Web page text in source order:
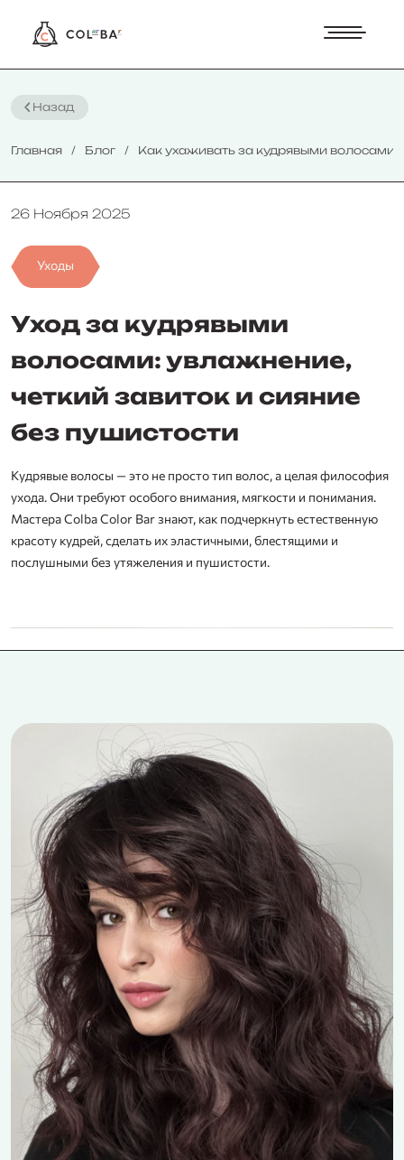
Назад
Главная Блог Как ухаживать за кудрявыми волосами
Уходы
26 Ноября 2025
Уход за кудрявыми
волосами: увлажнение,
четкий завиток и сияние
без пушистости
Кудрявые волосы — это не просто тип волос, а целая философия
ухода. Они требуют особого внимания, мягкости и понимания.
Мастера Colba Color Bar знают, как подчеркнуть естественную
красоту кудрей, сделать их эластичными, блестящими и
послушными без утяжеления и пушистости.